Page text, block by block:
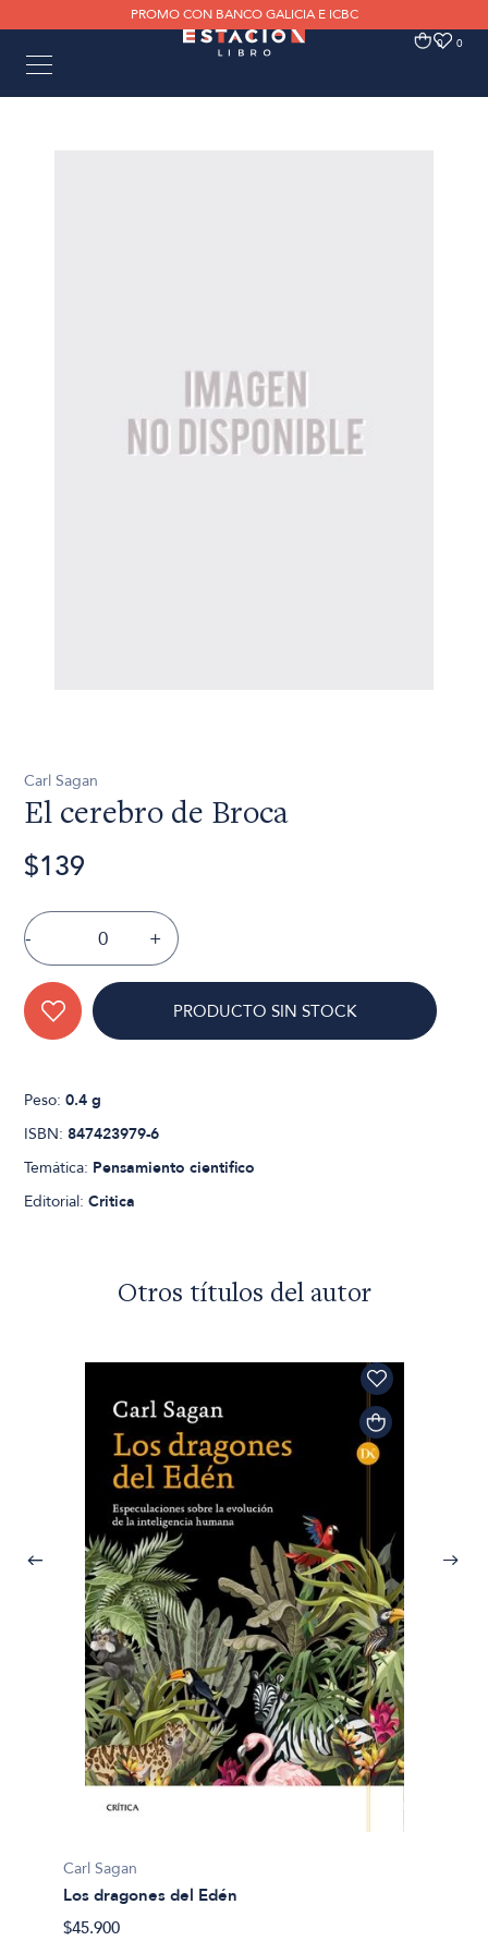
PROMO CON BANCO GALICIA E ICBC
0 0
Carl Sagan
El cerebro de Broca
$139
- +
PRODUCTO SIN STOCK
Peso:0.4 g
ISBN:847423979-6
Temática: Pensamiento cientifico
Editorial:Critica
Otros títulos del autor
Carl Sagan
Los dragones del Edén
$45.900